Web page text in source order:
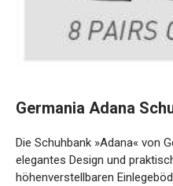
Germania Adana
Die Schuhbank »Adana« von
elegantes Design und
höhenverstellbaren